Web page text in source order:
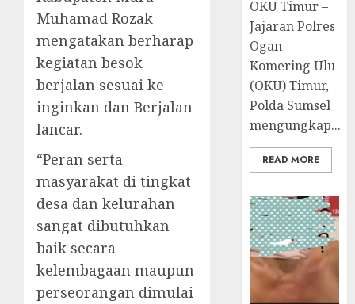
Muhamad Rozak
mengatakan berharap
kegiatan besok
berjalan sesuai ke
inginkan dan Berjalan
lancar.
“Peran serta
masyarakat di tingkat
desa dan kelurahan
sangat dibutuhkan
baik secara
kelembagaan maupun
perseorangan dimulai
OKU Timur –
Jajaran Polres
Ogan
Komering Ulu
(OKU) Timur,
Polda Sumsel
mengungkap...
READ MORE